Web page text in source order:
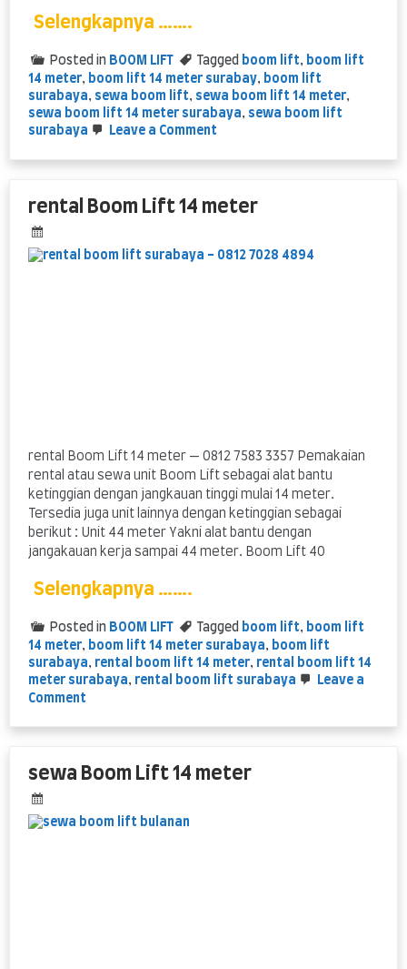
Selengkapnya …….
Posted in BOOM LIFT Tagged boom lift, boom lift
14 meter, boom lift 14 meter surabay, boom lift
surabaya, sewa boom lift, sewa boom lift 14 meter,
sewa boom lift 14 meter surabaya, sewa boom lift
surabaya
Leave a Commenton
14
meter
rental Boom Lift 14 meter
rental Boom Lift 14 meter — 0812 7583 3357 Pemakaian
rental atau sewa unit Boom Lift sebagai alat bantu
ketinggian dengan jangkauan tinggi mulai 14 meter.
Tersedia juga unit lainnya dengan ketinggian sebagai
berikut : Unit 44 meter Yakni alat bantu dengan
jangakauan kerja sampai 44 meter. Boom Lift 40
Selengkapnya …….
Posted in BOOM LIFT Tagged boom lift, boom lift
14 meter, boom lift 14 meter surabaya, boom lift
surabaya, rental boom lift 14 meter, rental boom lift 14
meter surabaya, rental boom lift surabaya
Leave a
Commenton
14
meter
sewa Boom Lift 14 meter